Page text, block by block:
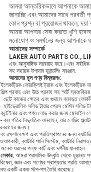
আমরা আন্তরিকভাবে আপনাকে
জানাচ্ছি এবং আমাদের সাথে
কোন প্রশ্ন বা প্রয়োজন থাকলে, দয়া
আমরা আপনার সেবা করতে খুশি
মনোযোগ ও সমর্থনের জন্য আপনাকে
আমাদের সম্পর্কে
LAKER AUTO PARTS CO.,
এবং আনুষাঙ্গিক সরবরাহ করে।এবং
সহ সহায়ক উপাদান হ্যান্ডলিং সরঞ্জাম.
আমাদের মূল পণ্য নিম্নরূপঃ:
ফোরক্লিফ্ট ট্রাক এবং ইলেকট্রিক
প্রবাহ এবং উচ্চ প্রবাহ সহ স্মার্ট স্বয়ংক্রিয়
ছোট কাজের ক্ষেত্র এবং গুদামে ব্যবহৃত
হাইড্রোলিক সলিড টায়ার প্রেস মেশিন
এবং পণ্য লোড করার জন্য মোবাইল
কম গতির বৈদ্যুতিক যানবাহন, যার লোডিং
জন্য।
রক্ষণাবেক্ষণ এবং প্রতিস্থাপনের জন্য
ব্যাটারি পানি সিস্টেম, ব্যাটারি
ধরনের গল্ফ কার্ট এবং দর্শনীয় যানবাহন
লেকার, আমরা প্রাথমিক উদ্ধৃতি থেকে চূড়ান্ত
জ্ঞান এবং পণ্যের প্রাপ্যতার প্রতি
একটি একক স্টপ-শপ তৈরি করেছে।